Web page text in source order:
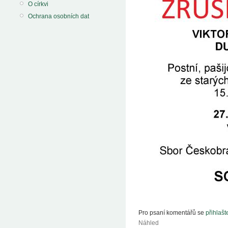
O církvi
Ochrana osobních dat
Pro psaní komentářů se
Náhled